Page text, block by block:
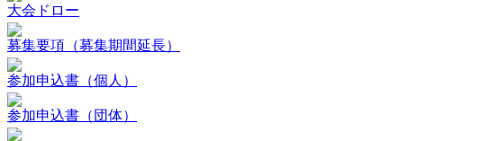
大会ドロー
募集要項（募集期間延長）
参加申込書（個人）
参加申込書（団体）